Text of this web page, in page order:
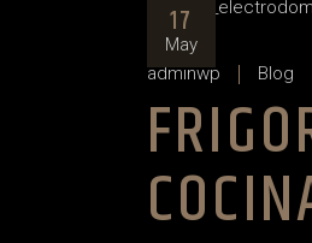
17
May
adminwp
Blog